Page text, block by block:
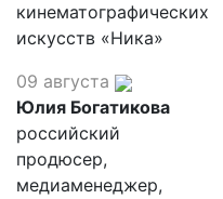
кинематографических
искусств «Ника»
09 августа
Юлия Богатикова
российский
продюсер,
медиаменеджер,